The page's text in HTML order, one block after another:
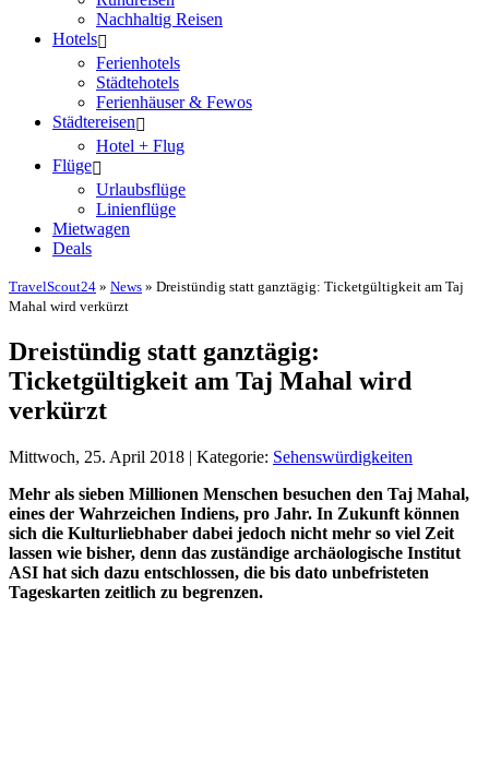
Nachhaltig Reisen
Hotels
Ferienhotels
Städtehotels
Ferienhäuser & Fewos
Städtereisen
Hotel + Flug
Flüge
Urlaubsflüge
Linienflüge
Mietwagen
Deals
TravelScout24 » News » Dreistündig statt ganztägig: Ticketgültigkeit am Taj
Mahal wird verkürzt
Dreistündig statt ganztägig:
Ticketgültigkeit am Taj Mahal wird
verkürzt
Mittwoch, 25. April 2018 | Kategorie: Sehenswürdigkeiten
Mehr als sieben Millionen Menschen besuchen den Taj Mahal,
eines der Wahrzeichen Indiens, pro Jahr. In Zukunft können
sich die Kulturliebhaber dabei jedoch nicht mehr so viel Zeit
lassen wie bisher, denn das zuständige archäologische Institut
ASI hat sich dazu entschlossen, die bis dato unbefristeten
Tageskarten zeitlich zu begrenzen.